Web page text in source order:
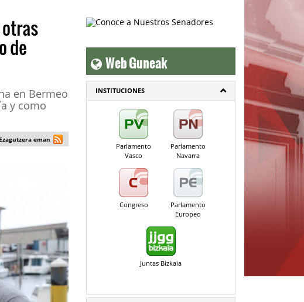
de
en Bermeo
y como
Ezagutzera eman
Web Guneak
INSTITUCIONES
Parlamento
Vasco
Parlamento
Navarra
Congreso
Parlamento
Europeo
Juntas Bizkaia